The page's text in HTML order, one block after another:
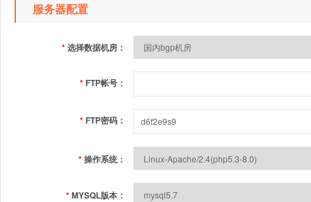
服务器配置
*选择数据机房：
* FTP帐号：
* FTP密码：
*操作系统：
*MYSQL版本：